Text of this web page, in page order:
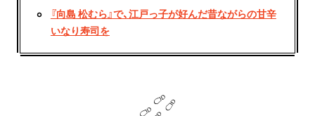
『向島 松むら』で、江戸っ子が好んだ昔ながらの甘辛
いなり寿司を